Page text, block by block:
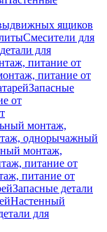
ящиков
Смесители для
для
питание от
питание от
Запасные
от
монтаж,
однорычажный
монтаж,
питание от
питание от
Запасные детали
Настенный
для